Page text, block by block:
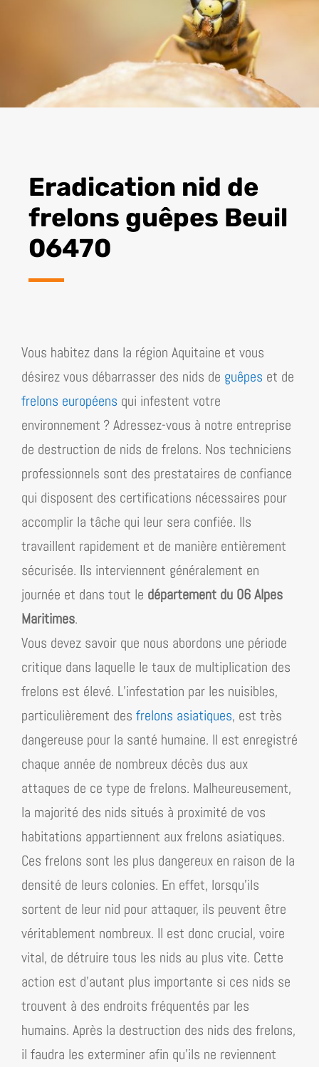
Eradication nid de
frelons guêpes Beuil
06470
Vous habitez dans la région Aquitaine et vous
désirez vous débarrasser des nids de guêpes et de
frelons européens qui infestent votre
environnement ? Adressez-vous à notre entreprise
de destruction de nids de frelons. Nos techniciens
professionnels sont des prestataires de confiance
qui disposent des certifications nécessaires pour
accomplir la tâche qui leur sera confiée. Ils
travaillent rapidement et de manière entièrement
sécurisée. Ils interviennent généralement en
journée et dans tout le département du 06 Alpes
Maritimes.
Vous devez savoir que nous abordons une période
critique dans laquelle le taux de multiplication des
frelons est élevé. L’infestation par les nuisibles,
particulièrement des frelons asiatiques, est très
dangereuse pour la santé humaine. Il est enregistré
chaque année de nombreux décès dus aux
attaques de ce type de frelons. Malheureusement,
la majorité des nids situés à proximité de vos
habitations appartiennent aux frelons asiatiques.
Ces frelons sont les plus dangereux en raison de la
densité de leurs colonies. En effet, lorsqu’ils
sortent de leur nid pour attaquer, ils peuvent être
véritablement nombreux. Il est donc crucial, voire
vital, de détruire tous les nids au plus vite. Cette
action est d’autant plus importante si ces nids se
trouvent à des endroits fréquentés par les
humains. Après la destruction des nids des frelons,
il faudra les exterminer afin qu’ils ne reviennent